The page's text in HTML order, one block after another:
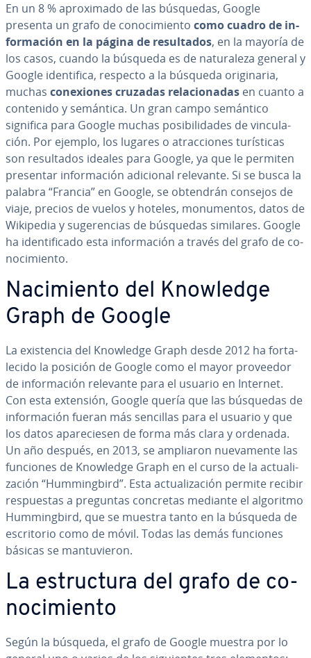
En un 8 % apro­xi­ma­do de las búsquedas, Google
presenta un grafo de co­no­ci­mie­n­to como cuadro de in­
fo­r­ma­ción en la página de re­su­l­ta­dos, en la mayoría de
los casos, cuando la búsqueda es de na­tu­ra­le­za general y
Google ide­n­ti­fi­ca, respecto a la búsqueda ori­gi­na­ria,
muchas co­ne­xio­nes cruzadas re­la­cio­na­das en cuanto a
contenido y semántica. Un gran campo semántico
significa para Google muchas po­si­bi­li­da­des de vi­n­cu­la­
ción. Por ejemplo, los lugares o atra­c­cio­nes tu­rí­s­ti­cas
son re­su­l­ta­dos ideales para Google, ya que le permiten
presentar in­fo­r­ma­ción adicional relevante. Si se busca la
palabra “Francia” en Google, se obtendrán consejos de
viaje, precios de vuelos y hoteles, mo­nu­me­n­tos, datos de
Wikipedia y su­ge­re­n­cias de búsquedas similares. Google
ha ide­n­ti­fi­ca­do esta in­fo­r­ma­ción a través del grafo de co­
no­ci­mie­n­to.
Na­ci­mie­n­to del Knowledge
Graph de Google
La exi­s­te­n­cia del Knowledge Graph desde 2012 ha fo­r­ta­
le­ci­do la posición de Google como el mayor proveedor
de in­fo­r­ma­ción relevante para el usuario en Internet.
Con esta extensión, Google quería que las búsquedas de
in­fo­r­ma­ción fueran más sencillas para el usuario y que
los datos apa­re­cie­sen de forma más clara y ordenada.
Un año después, en 2013, se ampliaron nue­va­me­n­te las
funciones de Knowledge Graph en el curso de la ac­tua­li­
za­ción “Hu­m­mi­n­g­bi­rd”. Esta ac­tua­li­za­ción permite recibir
re­s­pue­s­tas a preguntas concretas mediante el algoritmo
Hu­m­mi­n­g­bi­rd, que se muestra tanto en la búsqueda de
es­cri­to­rio como de móvil. Todas las demás funciones
básicas se ma­n­tu­vie­ron.
La es­tru­c­tu­ra del grafo de co­
no­ci­mie­n­to
Según la búsqueda, el grafo de Google muestra por lo